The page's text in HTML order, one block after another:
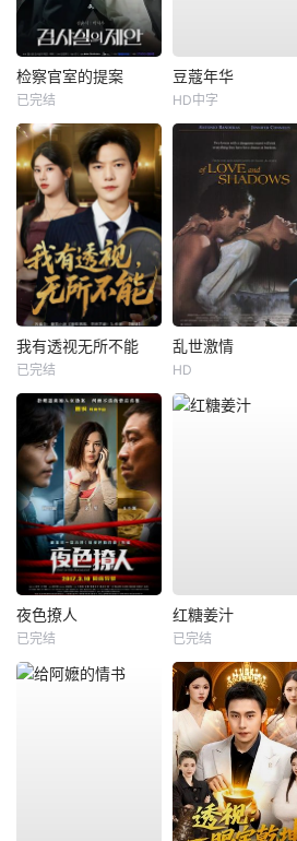
检察官室的提案
已完结
豆蔻年华
HD中字
我有透视无所不能
已完结
乱世激情
HD
夜色撩人
已完结
红糖姜汁
已完结